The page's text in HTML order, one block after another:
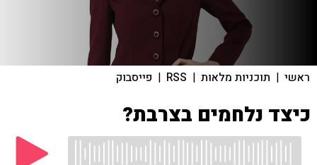
ראשי | תוכניות מלאות |
RSS
| פייסבוק
כיצד נלחמים בצרבת?